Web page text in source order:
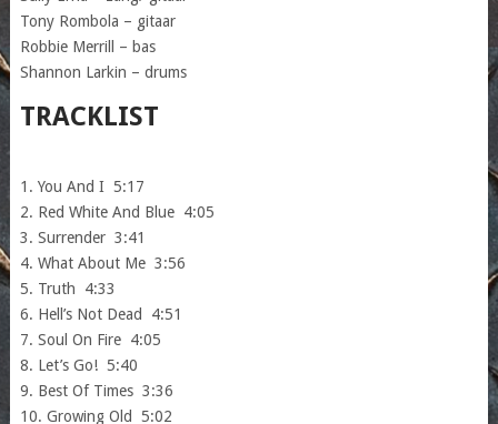
Tony Rombola – gitaar
Robbie Merrill – bas
Shannon Larkin – drums
TRACKLIST
1. You And I 5:17
2. Red White And Blue 4:05
3. Surrender 3:41
4. What About Me 3:56
5. Truth 4:33
6. Hell’s Not Dead 4:51
7. Soul On Fire 4:05
8. Let’s Go! 5:40
9. Best Of Times 3:36
10. Growing Old 5:02